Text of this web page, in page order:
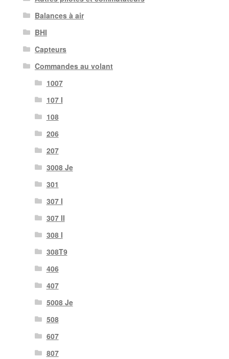
Balances à air
BHI
Capteurs
Commandes au volant
1007
107 I
108
206
207
3008 Je
301
307 I
307 II
308 I
308T9
406
407
5008 Je
508
607
807